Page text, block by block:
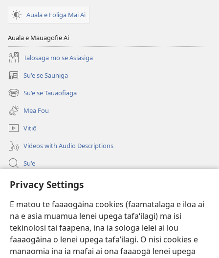
Privacy Settings
E matou te faaaogāina cookies (faamatalaga e iloa ai
na e asia muamua lenei upega tafaʻilagi) ma isi
tekinolosi tai faapena, ina ia sologa lelei ai lou
faaaogāina o lenei upega tafa’ilagi. O nisi cookies e
manaomia ina ia mafai ai ona faaaogā lenei upega
Auala e Foliga Mai Ai
Auala e Mauagofie Ai
Talosaga mo se Asiasiga
Suʻe se Sauniga
(tatala
se
isi
polokalame)
Suʻe se Tauaofiaga
(tatala
se
isi
polokalame)
Mea Fou
Vitiō
Videos with Audio Descriptions
Suʻe
Faamatalaga mo Ofisa o le Malo
(tatala
se
polokalame)
Lomiga Faale-Tusi Paia I LE INITANETI™
(tatala